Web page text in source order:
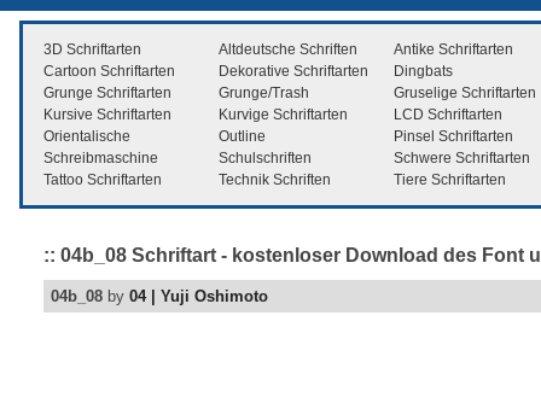
3D Schriftarten Altdeutsche Schriften
Antike Schriftarten
Cartoon Schriftarten
Dekorative Schriftarten
Dingbats
Grunge Schriftarten
Grunge/Trash
Gruselige Schriftarten
Kursive Schriftarten
Kurvige Schriftarten
LCD Schriftarten
Orientalische
Outline
Pinsel Schriftarten
Schreibmaschine
Schulschriften
Schwere Schriftarten
Tattoo Schriftarten
Technik Schriften Tiere Schriftarten
:: 04b_08 Schriftart - kostenloser Download des Font
04b_08 by 04 | Yuji Oshimoto